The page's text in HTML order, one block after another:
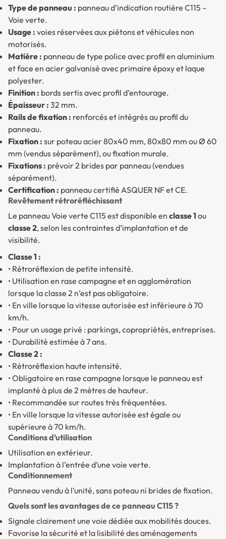
Type de panneau : panneau d’indication routière C115 –
Voie verte.
Usage : voies réservées aux piétons et véhicules non
motorisés.
Matière : panneau de type police avec profil en aluminium
et face en acier galvanisé avec primaire époxy et laque
polyester.
Finition : bords sertis avec profil d’entourage.
Épaisseur : 32 mm.
Rails de fixation : renforcés et intégrés au profil du
panneau.
Fixation : sur poteau acier 80x40 mm, 80x80 mm ou Ø 60
mm (vendus séparément), ou fixation murale.
Fixations : prévoir 2 brides par panneau (vendues
séparément).
Certification : panneau certifié ASQUER NF et CE.
Revêtement rétroréfléchissant
Le panneau Voie verte C115 est disponible en classe 1 ou
classe 2, selon les contraintes d’implantation et de
visibilité.
Classe 1 :
• Rétroréflexion de petite intensité.
• Utilisation en rase campagne et en agglomération
lorsque la classe 2 n’est pas obligatoire.
• En ville lorsque la vitesse autorisée est inférieure à 70
km/h.
• Pour un usage privé : parkings, copropriétés, entreprises.
• Durabilité estimée à 7 ans.
Classe 2 :
• Rétroréflexion haute intensité.
• Obligatoire en rase campagne lorsque le panneau est
implanté à plus de 2 mètres de hauteur.
• Recommandée sur routes très fréquentées.
• En ville lorsque la vitesse autorisée est égale ou
supérieure à 70 km/h.
Conditions d’utilisation
Utilisation en extérieur.
Implantation à l’entrée d’une voie verte.
Conditionnement
Panneau vendu à l’unité, sans poteau ni brides de fixation.
Quels sont les avantages de ce panneau C115 ?
Signale clairement une voie dédiée aux mobilités douces.
Favorise la sécurité et la lisibilité des aménagements